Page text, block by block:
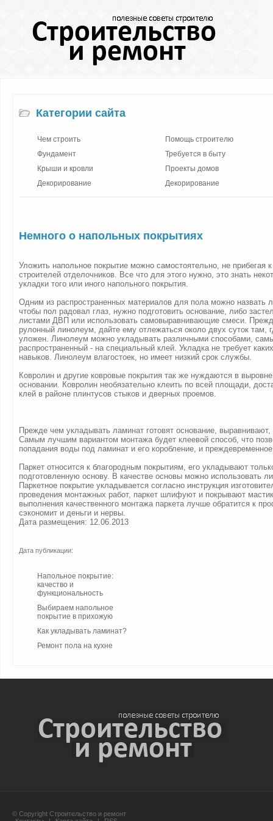
Категории сайта
Чем строить
Фундамент
Крыши и кровли
Декорирование
Помощь строителю
Требуется в быту
Проекты домов
Декорирование
Немного о напольных покрытиях
Уложить напольное покрытие можно самостоятельно, не прибегая
строителей отделочников. Все что для этого нужно, это знать
укладки того или иного напольного покрытия.
Одним из распространенных материалов для пола можно назвать
чтобы пол радовал глаз, нужно подготовить основание, либо
листами ДВП или использовать самовыравнивающие смеси.
рулонный линолеум, дайте ему отлежаться около двух суток там,
уложен. Линолеум можно укладывать различными способами,
распространенный - на специальный клей. Укладка не требует
навыков. Линолеум влагостоек, но имеет низкий срок службы.
Ковролин и другие ковровые покрытия так же нуждаются в
основании. Ковролин необязательно клеить по всей площади,
клей в районе плинтусов стыков и дверных проемов.
Прежде чем укладывать ламинат готовят основание,
Самым лучшим вариантом монтажа будет клеевой способ, что
попадания воды под ламинат и его коробление, и
Паркет относится к благородным покрытиям, его укладывают
подготовленную основу. В качестве основы можно использовать
Паркетное покрытие укладывается согласно инструкция
проведения монтажных работ, паркет шлифуют и покрывают
выполнения качественного монтажа паркета лучше обратится к
сэкономит и деньги и нервы.
Дата размещения: 12.06.2013
Дата публикации:
Напольное покрытие:
качество и
функциональность
Выбираем напольное
покрытие в прихожую
Как укладывать ламинат?
Ремонт пола на кухне
© Copyright Строительство и ремонт